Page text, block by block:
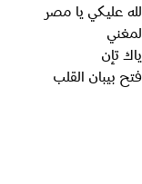
الله عليكي يا مصر
المغني
اياك تإن
افتح بيبان القلب